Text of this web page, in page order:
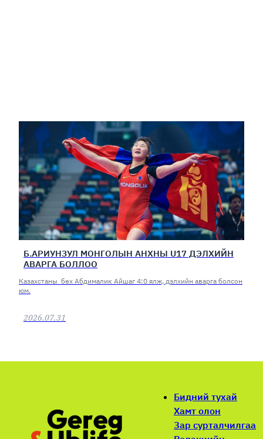
Б.АРИУНЗУЛ МОНГОЛЫН АНХНЫ U17 ДЭЛХИЙН
АВАРГА БОЛЛОО
Казахстаны бөх Абдималик Айшаг 4:0 ялж, дэлхийн аварга болсон
юм.
2026.07.31
Бидний тухай
Хамт олон
Зар сурталчилгаа